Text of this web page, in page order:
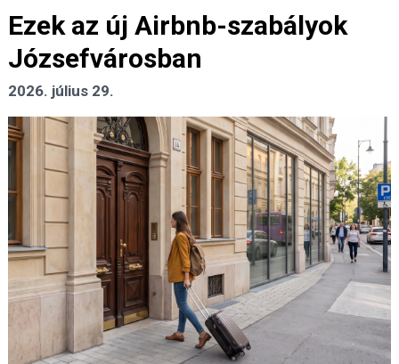
Ezek az új Airbnb-szabályok
Józsefvárosban
2026. július 29.